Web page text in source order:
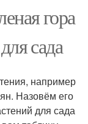
гора
сада
например
Назовём его
для сада